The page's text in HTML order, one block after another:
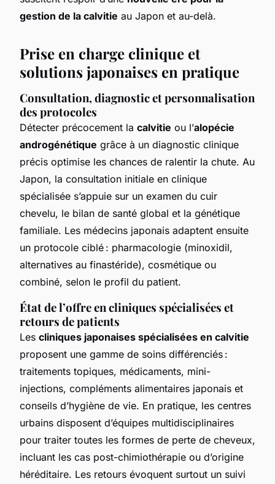
gestion de la calvitie au Japon et au-delà.
Prise en charge clinique et
solutions japonaises en pratique
Consultation, diagnostic et personnalisation
des protocoles
Détecter précocement la calvitie ou l’alopécie
androgénétique grâce à un diagnostic clinique
précis optimise les chances de ralentir la chute. Au
Japon, la consultation initiale en clinique
spécialisée s’appuie sur un examen du cuir
chevelu, le bilan de santé global et la génétique
familiale. Les médecins japonais adaptent ensuite
un protocole ciblé : pharmacologie (minoxidil,
alternatives au finastéride), cosmétique ou
combiné, selon le profil du patient.
État de l’offre en cliniques spécialisées et
retours de patients
Les cliniques japonaises spécialisées en calvitie
proposent une gamme de soins différenciés :
traitements topiques, médicaments, mini-
injections, compléments alimentaires japonais et
conseils d’hygiène de vie. En pratique, les centres
urbains disposent d’équipes multidisciplinaires
pour traiter toutes les formes de perte de cheveux,
incluant les cas post-chimiothérapie ou d’origine
héréditaire. Les retours évoquent surtout un suivi